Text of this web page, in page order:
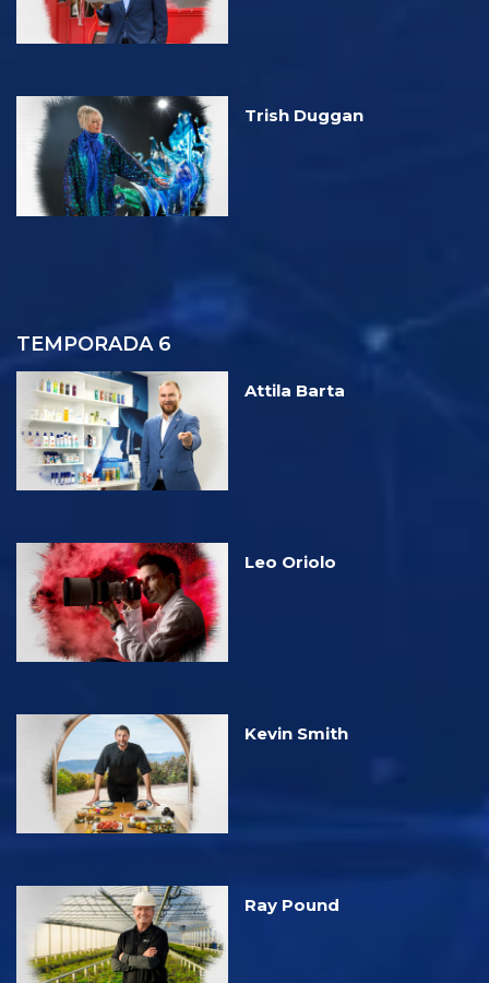
Trish Duggan
TEMPORADA 6
Attila Barta
Leo Oriolo
Kevin Smith
Ray Pound